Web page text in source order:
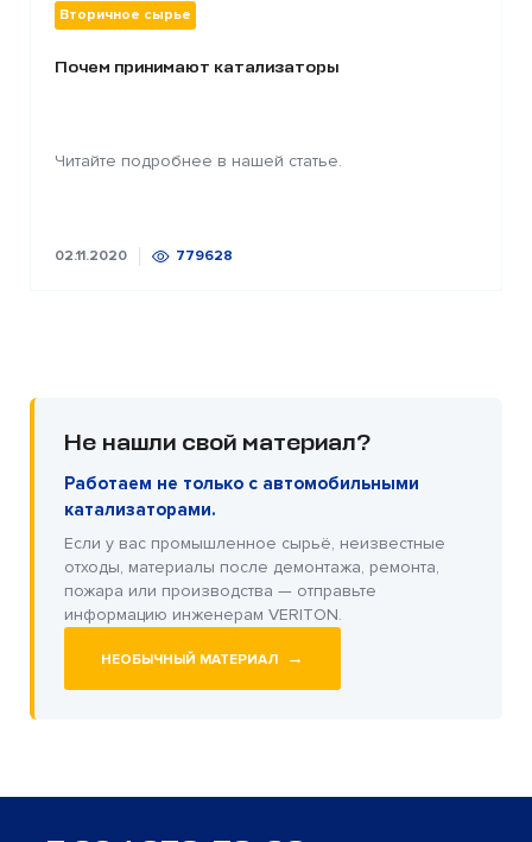
Вторичное сырье
Почем принимают катализаторы
Читайте подробнее в нашей статье.
02.11.2020 779628
Не нашли свой материал?
Работаем не только с автомобильными
катализаторами.
Если у вас промышленное сырьё, неизвестные
отходы, материалы после демонтажа, ремонта,
пожара или производства — отправьте
информацию инженерам VERITON.
НЕОБЫЧНЫЙ МАТЕРИАЛ →